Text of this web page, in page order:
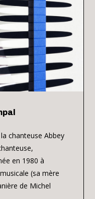
chanteuse Abbey
en 1980 à
(sa mère
de Michel